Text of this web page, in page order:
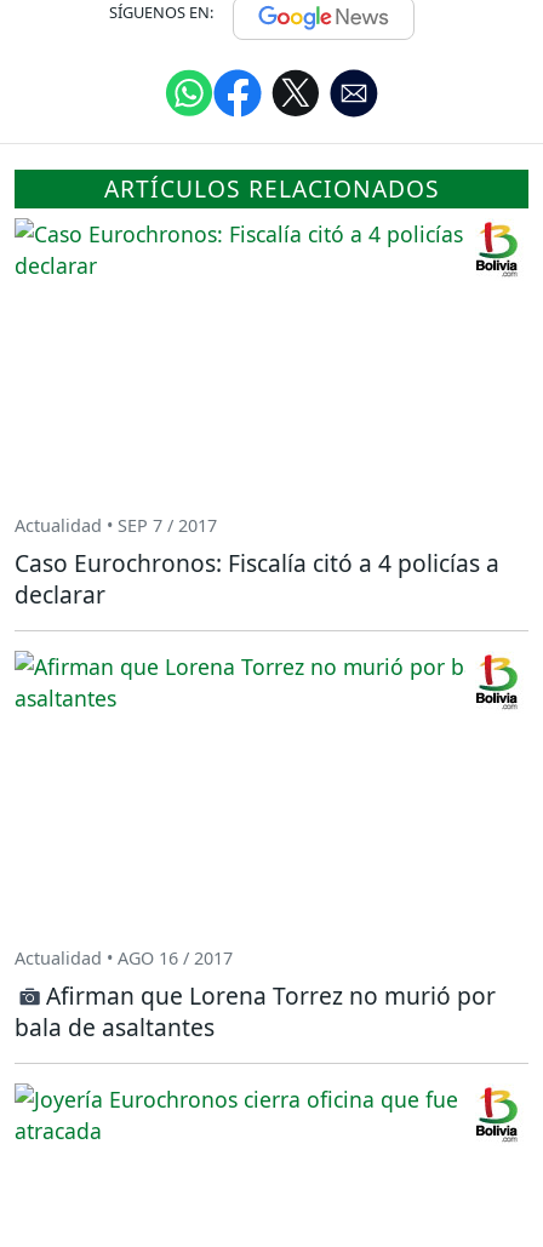
SÍGUENOS EN:
ARTÍCULOS RELACIONADOS
Actualidad • SEP 7 / 2017
Caso Eurochronos: Fiscalía citó a 4 policías a
declarar
Actualidad • AGO 16 / 2017
Afirman que Lorena Torrez no murió por
bala de asaltantes